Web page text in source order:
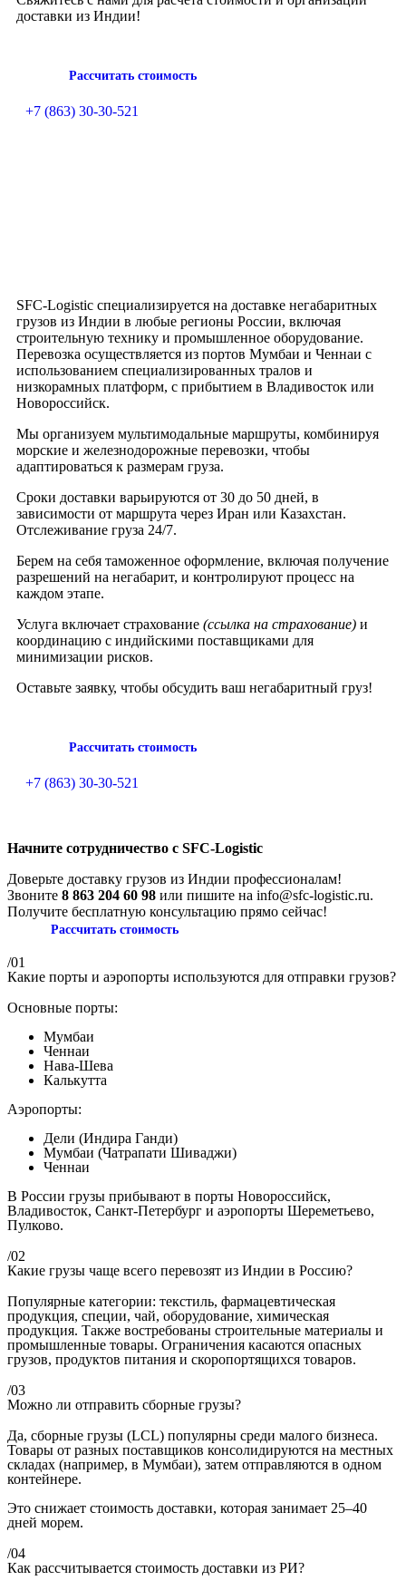
доставки из Индии!
Рассчитать стоимость
+7 (863) 30-30-521
SFC-Logistic специализируется на доставке негабаритных
грузов из Индии в любые регионы России, включая
строительную технику и промышленное оборудование.
Перевозка осуществляется из портов Мумбаи и Ченнаи с
использованием специализированных тралов и
низкорамных платформ, с прибытием в Владивосток или
Новороссийск.
Мы организуем мультимодальные маршруты, комбинируя
морские и железнодорожные перевозки, чтобы
адаптироваться к размерам груза.
Сроки доставки варьируются от 30 до 50 дней, в
зависимости от маршрута через Иран или Казахстан.
Отслеживание груза 24/7.
Берем на себя таможенное оформление, включая получение
разрешений на негабарит, и контролируют процесс на
каждом этапе.
Услуга включает страхование (ссылка на страхование) и
координацию с индийскими поставщиками для
минимизации рисков.
Оставьте заявку, чтобы обсудить ваш негабаритный груз!
Рассчитать стоимость
+7 (863) 30-30-521
Начните сотрудничество с SFC-Logistic
Доверьте доставку грузов из Индии профессионалам!
Звоните 8 863 204 60 98 или пишите на info@sfc-logistic.ru.
Получите бесплатную консультацию прямо сейчас!
Рассчитать стоимость
/01
Какие порты и аэропорты используются для отправки грузов?
Основные порты:
Мумбаи
Ченнаи
Нава-Шева
Калькутта
Аэропорты:
Дели (Индира Ганди)
Мумбаи (Чатрапати Шиваджи)
Ченнаи
В России грузы прибывают в порты Новороссийск,
Владивосток, Санкт-Петербург и аэропорты Шереметьево,
Пулково.
/02
Какие грузы чаще всего перевозят из Индии в Россию?
Популярные категории: текстиль, фармацевтическая
продукция, специи, чай, оборудование, химическая
продукция. Также востребованы строительные материалы и
промышленные товары. Ограничения касаются опасных
грузов, продуктов питания и скоропортящихся товаров.
/03
Можно ли отправить сборные грузы?
Да, сборные грузы (LCL) популярны среди малого бизнеса.
Товары от разных поставщиков консолидируются на местных
складах (например, в Мумбаи), затем отправляются в одном
контейнере.
Это снижает стоимость доставки, которая занимает 25–40
дней морем.
/04
Как рассчитывается стоимость доставки из РИ?